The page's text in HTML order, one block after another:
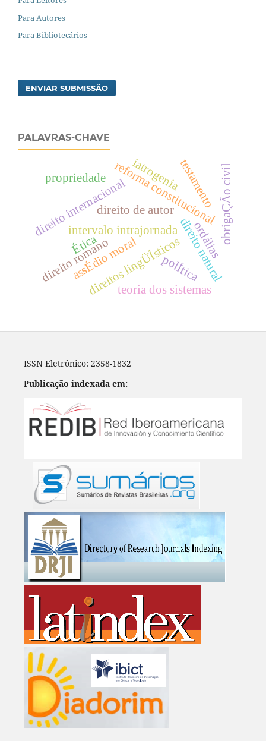
Para Autores
Para Bibliotecários
ENVIAR SUBMISSÃO
PALAVRAS-CHAVE
assÉdio moral
intervalo intrajornada
direito internacionalreforma constitucionalobrigaÇÃo civil
direito natural
testamento
direitos lingÜÍsticos
teoria dos sistemas
direito de autor
polÍtica
direito romano
propriedade iatrogenia
Ética ordálias
ISSN Eletrônico: 2358-1832
Publicação indexada em: